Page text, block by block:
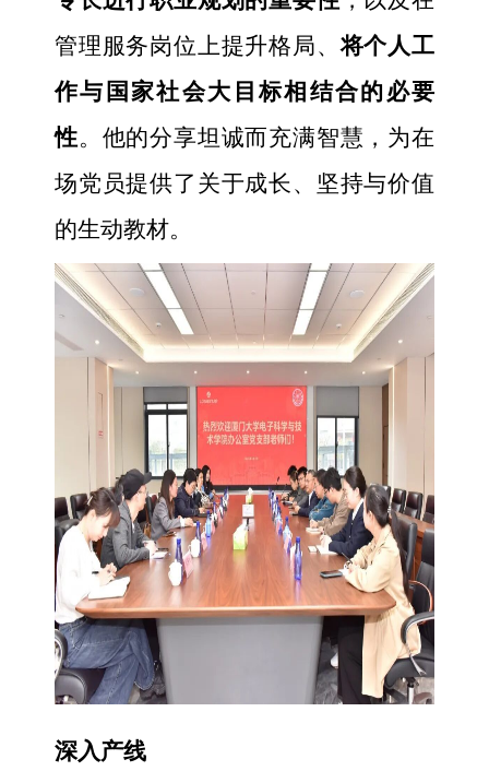
管理服务岗位上提升格局、将个人工
作与国家社会大目标相结合的必要
性。他的分享坦诚而充满智慧，为在
场党员提供了关于成长、坚持与价值
的生动教材。
深入产线